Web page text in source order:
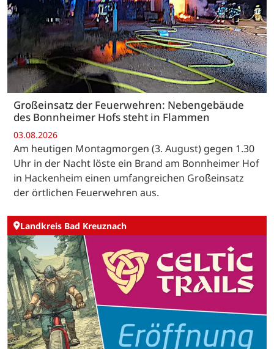
Großeinsatz der Feuerwehren: Nebengebäude
des Bonnheimer Hofs steht in Flammen
03.08.2026
Am heutigen Montagmorgen (3. August) gegen 1.30
Uhr in der Nacht löste ein Brand am Bonnheimer Hof
in Hackenheim einen umfangreichen Großeinsatz
der örtlichen Feuerwehren aus.
Landkreis Bad Kreuznach